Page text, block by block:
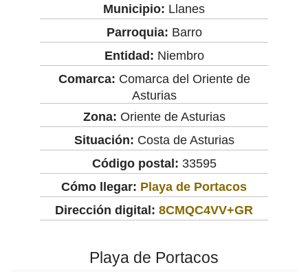
Municipio: Llanes
Parroquia: Barro
Entidad: Niembro
Comarca: Comarca del Oriente de
Asturias
Zona: Oriente de Asturias
Situación: Costa de Asturias
Código postal: 33595
Cómo llegar: Playa de Portacos
Dirección digital: 8CMQC4VV+GR
Playa de Portacos